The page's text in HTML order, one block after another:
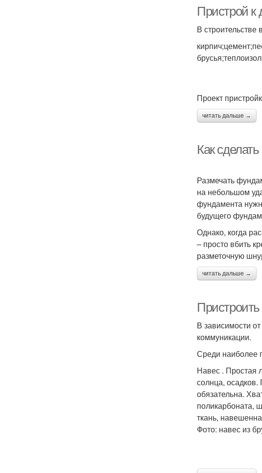
Пристрой к
В
Проект
читать дальше →
Как
Размечать
на небольшом
фундамента
будущего
Однако, когда
– просто вбить
разметочную
читать дальше →
В зависимости
коммуникации.
Среди наиболее
Навес . Простая
солнца,
обязательна.
поликарбоната,
ткань,
Фото: навес из